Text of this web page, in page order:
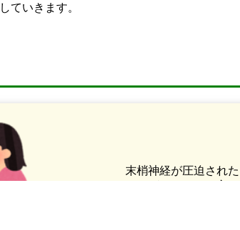
ていきます。
末梢神経が圧迫され